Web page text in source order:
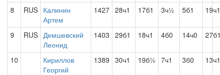
8 RUS Калинин
Артем
1427 28ч1 17б1 3ч½ 5б1 19ч1
9 RUS Демшевский
Леонид
1403 29б1 18ч1 4б0 14ч0
10
Кириллов
Георгий
1389 30ч1 19б½ 7ч1 3б0 13ч1